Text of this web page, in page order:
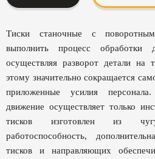
Тиски станочные с
выполнить процесс
осуществляя разворот детали на
этому значительно сокращается
приложенные усилия
движение осуществляет только
тисков изготовлен из
работоспособность,
тисков и направляющих